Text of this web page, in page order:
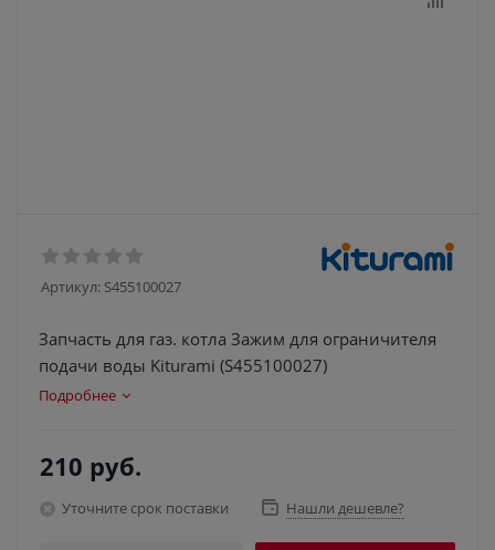
Артикул: S455100027
Запчасть для газ. котла Зажим для ограничителя
подачи воды Kiturami (S455100027)
Подробнее
210 руб.
Уточните срок поставки Нашли дешевле?